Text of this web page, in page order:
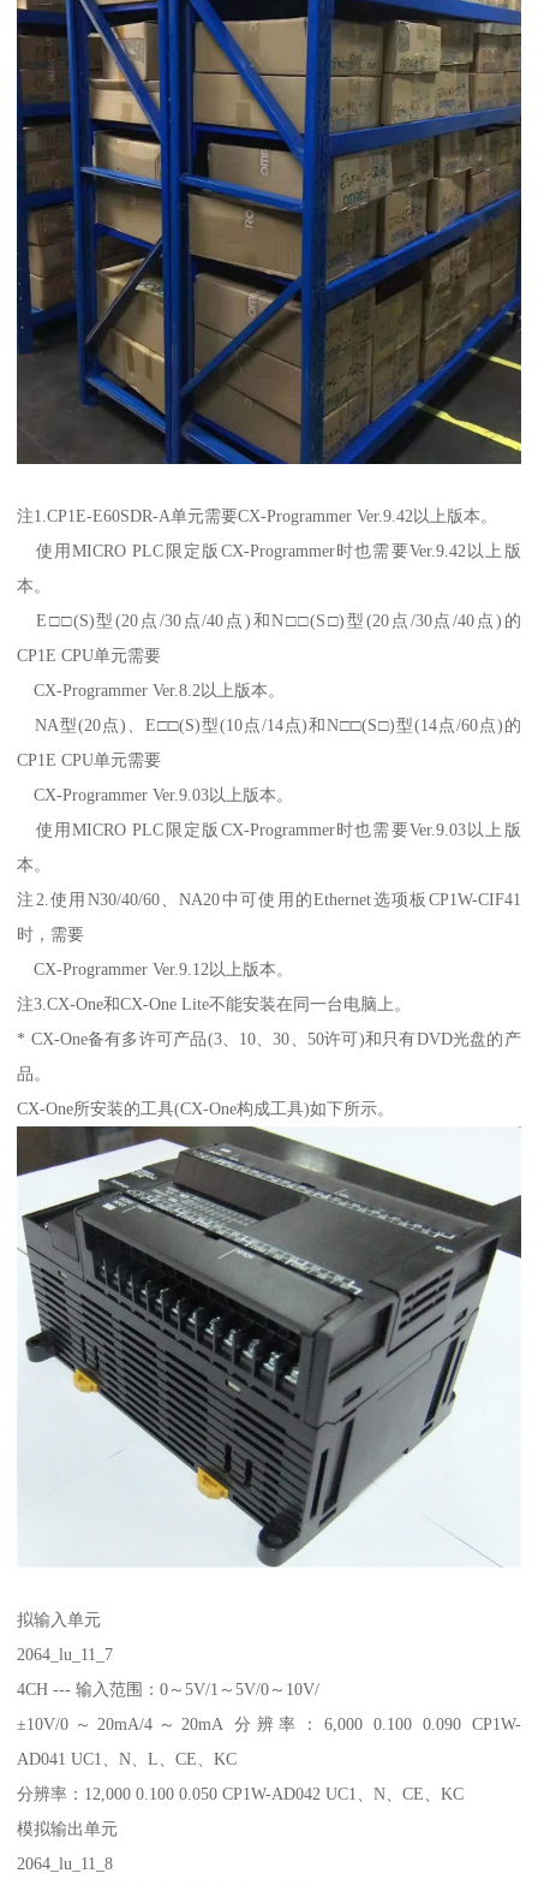
注1.CP1E-E60SDR-A单元需要CX-Programmer Ver.9.42以上版本。
使用MICRO PLC限定版CX-Programmer时也需要Ver.9.42以上版
本。
E□□(S)型(20点/30点/40点)和N□□(S□)型(20点/30点/40点)的
CP1E CPU单元需要
CX-Programmer Ver.8.2以上版本。
NA型(20点)、E□□(S)型(10点/14点)和N□□(S□)型(14点/60点)的
CP1E CPU单元需要
CX-Programmer Ver.9.03以上版本。
使用MICRO PLC限定版CX-Programmer时也需要Ver.9.03以上版
本。
注2.使用N30/40/60、NA20中可使用的Ethernet选项板CP1W-CIF41
时，需要
CX-Programmer Ver.9.12以上版本。
注3.CX-One和CX-One Lite不能安装在同一台电脑上。
* CX-One备有多许可产品(3、10、30、50许可)和只有DVD光盘的产
品。
CX-One所安装的工具(CX-One构成工具)如下所示。
拟输入单元
2064_lu_11_7
4CH --- 输入范围：0～5V/1～5V/0～10V/
±10V/0～20mA/4～20mA 分辨率：6,000 0.100 0.090 CP1W-
AD041 UC1、N、L、CE、KC
分辨率：12,000 0.100 0.050 CP1W-AD042 UC1、N、CE、KC
模拟输出单元
2064_lu_11_8